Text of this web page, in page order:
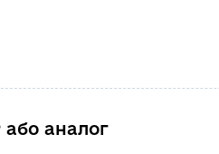
аналог